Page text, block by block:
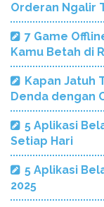
Orderan Ngalir
7 Game
Kamu Betah di
Kapan Jatuh
Denda dengan
5 Aplikasi
Setiap Hari
5 Aplikasi
2025